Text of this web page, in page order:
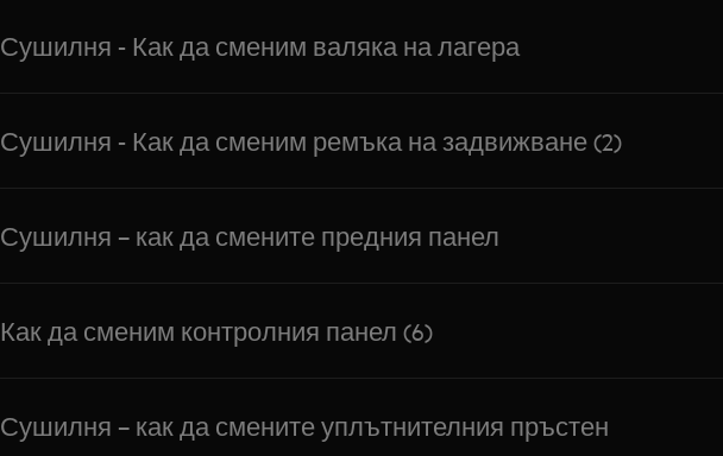
Сушилня - Как да сменим валяка на лагера
Сушилня - Как да сменим ремъка на задвижване (2)
Сушилня – как да смените предния панел
Как да сменим контролния панел (6)
Сушилня – как да смените уплътнителния пръстен